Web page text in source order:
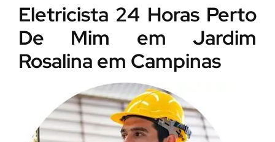
Eletricista 24 Horas Perto
De Mim em Jardim
Rosalina em Campinas